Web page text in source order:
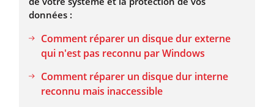
données :
Comment réparer un disque dur externe
qui n'est pas reconnu par Windows
Comment réparer un disque dur interne
reconnu mais inaccessible